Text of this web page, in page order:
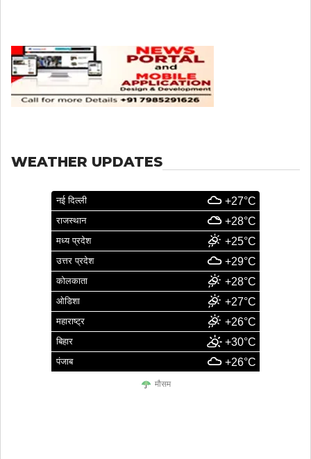
WEATHER UPDATES
नई दिल्ली +27°C
राजस्थान +28°C
मध्य प्रदेश +25°C
उत्तर प्रदेश +29°C
कोलकाता +28°C
ओडिशा +27°C
महाराष्ट्र +26°C
बिहार +30°C
पंजाब +26°C
मौसम